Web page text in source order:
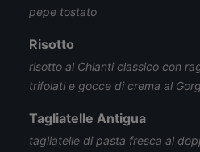
pepe tostato
Risotto
risotto al Chianti classico con
trifolati e gocce di crema al
Tagliatelle Antigua
tagliatelle di pasta fresca al